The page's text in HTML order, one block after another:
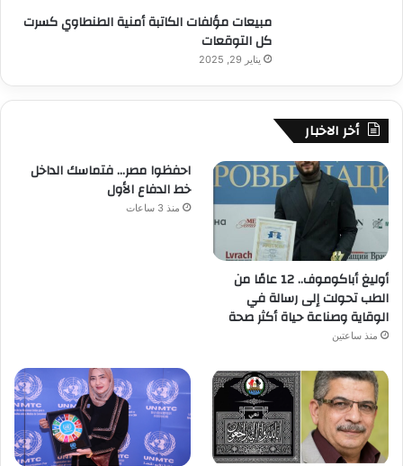
مبيعات مؤلفات الكاتبة أمنية الطنطاوي كسرت
كل التوقعات
يناير 29, 2025
أخر الاخبار
أوليغ أباكوموف.. 12 عامًا من
الطب تحولت إلى رسالة في
الوقاية وصناعة حياة أكثر صحة
منذ ساعتين
احفظوا مصر… فتماسك الداخل
خط الدفاع الأول
منذ 3 ساعات